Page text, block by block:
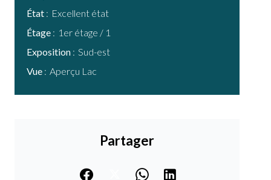
État
Excellent état
Étage
1er étage / 1
Exposition
Sud-est
Vue
Aperçu Lac
Partager